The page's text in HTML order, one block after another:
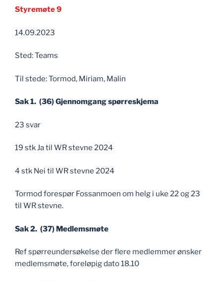
Styremøte 9
14.09.2023
Sted: Teams
Til stede: Tormod, Miriam, Malin
Sak 1. (36) Gjennomgang spørreskjema
23 svar
19 stk Ja til WR stevne 2024
4 stk Nei til WR stevne 2024
Tormod forespør Fossanmoen om helg i uke 22 og 23
til WR stevne.
Sak 2. (37) Medlemsmøte
Ref spørreundersøkelse der flere medlemmer ønsker
medlemsmøte, foreløpig dato 18.10